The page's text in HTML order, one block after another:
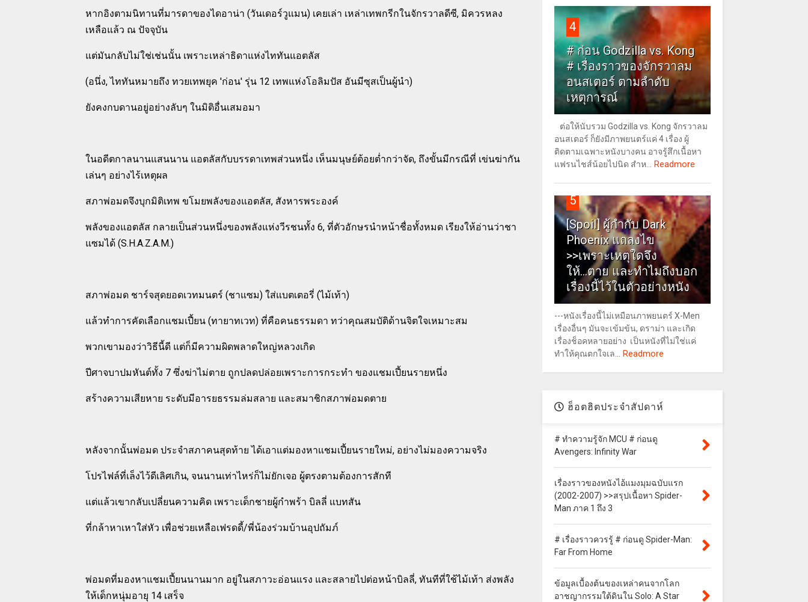
หากอิงตามนิทานที่มารดาของไดอาน่า (วันเดอร์วูแมน) เคยเล่า เหล่าเทพกรีกในจักรวาลดีซี, มิควรหลง
เหลือแล้ว ณ ปัจจุบัน
แต่มันกลับไม่ใช่เช่นนั้น เพราะเหล่าธิดาแห่งไททันแอตลัส
(อนึ่ง, ไททันหมายถึง ทวยเทพยุค 'ก่อน' รุ่น 12 เทพแห่งโอลิมปัส อันมีซุสเป็นผู้นำ)
ยังคงกบดานอยู่อย่างลับๆ ในมิติอื่นเสมอมา
ในอดีตกาลนานแสนนาน แอตลัสกับบรรดาเทพส่วนหนึ่ง เห็นมนุษย์ต้อยต่ำกว่าจัด, ถึงขั้นมีกรณีที่ เข่นฆ่ากัน
เล่นๆ อย่างไร้เหตุผล
สภาพ่อมดจึงบุกมิติเทพ ขโมยพลังของแอตลัส, สังหารพระองค์
พลังของแอตลัส กลายเป็นส่วนหนึ่งของพลังแห่งวีรชนทั้ง 6, ที่ตัวอักษรนำหน้าชื่อทั้งหมด เรียงให้อ่านว่าชา
แซมได้ (S.H.A.Z.A.M.)
สภาพ่อมด ชาร์จสุดยอดเวทมนตร์ (ชาแซม) ใส่แบตเตอรี่ (ไม้เท้า)
แล้วทำการคัดเลือกแชมเปี้ยน (ทายาทเวท) ที่คือคนธรรมดา ทว่าคุณสมบัติด้านจิตใจเหมาะสม
พวกเขามองว่าวิธีนี้ดี แต่ก็มีความผิดพลาดใหญ่หลวงเกิด
ปีศาจบาปมหันต์ทั้ง 7 ซึ่งฆ่าไม่ตาย ถูกปลดปล่อยเพราะการกระทำ ของแชมเปี้ยนรายหนึ่ง
สร้างความเสียหาย ระดับมีอารยธรรมล่มสลาย และสมาชิกสภาพ่อมดตาย
หลังจากนั้นพ่อมด ประจำสภาคนสุดท้าย ได้เอาแต่มองหาแชมเปี้ยนรายใหม่, อย่างไม่มองความจริง
โปรไฟล์ที่เล็งไว้ดีเลิศเกิน, จนนานเท่าไหร่ก็ไม่ยักเจอ ผู้ตรงตามต้องการสักที
แต่แล้วเขากลับเปลี่ยนความคิด เพราะเด็กชายผู้กำพร้า บิลลี่ แบทสัน
ที่กล้าหาเหาใส่หัว เพื่อช่วยเหลือเฟรดดี้/พี่น้องร่วมบ้านอุปถัมภ์
พ่อมดที่มองหาแชมเปี้ยนนานมาก อยู่ในสภาวะอ่อนแรง และสลายไปต่อหน้าบิลลี่, ทันทีที่ใช้ไม้เท้า ส่งพลัง
ให้เด็กหนุ่มอายุ 14 เสร็จ
4
# ก่อน Godzilla vs. Kong
# เรื่องราวของจักรวาลม
อนสเตอร์ ตามลำดับ
เหตุการณ์
ต่อให้นับรวม Godzilla vs. Kong จักรวาลม
อนสเตอร์ ก็ยังมีภาพยนตร์แค่ 4 เรื่อง ผู้
ติดตามเฉพาะหนังบางคน อาจรู้สึกเนื้อหา
แฟรนไชส์น้อยไปนิด สำห...
Readmore
5
[Spoil] ผู้กำกับ Dark
Phoenix แถลงไข
>>เพราะเหตุใดจึง
ให้...ตาย และทำไมถึงบอก
เรื่องนี้ไว้ในตัวอย่างหนัง
---หนังเรื่องนี้ไม่เหมือนภาพยนตร์ X-Men
เรื่องอื่นๆ มันจะเข้มข้น, ดราม่า และเกิด
เรื่องช็อคหลายอย่าง เป็นหนังที่ไม่ใช่แค่
ทำให้คุณตกใจเล...
Readmore
ฮ็อตฮิตประจำสัปดาห์
# ทำความรู้จัก MCU # ก่อนดู
Avengers: Infinity War
เรื่องราวของหนังไอ้แมงมุมฉบับแรก
(2002-2007) >>สรุปเนื้อหา Spider-
Man ภาค 1 ถึง 3
# เรื่องราวควรรู้ # ก่อนดู Spider-Man:
Far From Home
ข้อมูลเบื้องต้นของเหล่าคนจากโลก
อาชญากรรมใต้ดินใน Solo: A Star